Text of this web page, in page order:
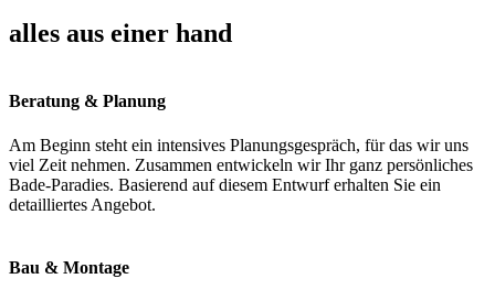
alles aus einer hand
Beratung & Planung
Am Beginn steht ein intensives Planungsgespräch, für das wir uns
viel Zeit nehmen. Zusammen entwickeln wir Ihr ganz persönliches
Bade-Paradies. Basierend auf diesem Entwurf erhalten Sie ein
detailliertes Angebot.
Bau & Montage